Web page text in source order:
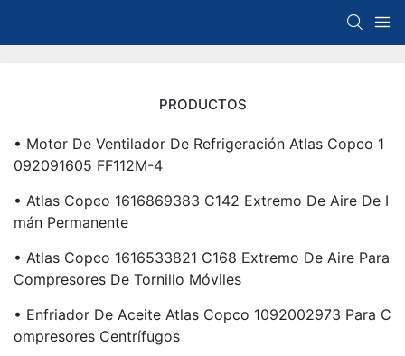
PRODUCTOS
• Motor De Ventilador De Refrigeración Atlas Copco 1
092091605 FF112M-4
• Atlas Copco 1616869383 C142 Extremo De Aire De I
Mán Permanente
• Atlas Copco 1616533821 C168 Extremo De Aire Para
Compresores De Tornillo Móviles
• Enfriador De Aceite Atlas Copco 1092002973 Para C
Ompresores Centrífugos